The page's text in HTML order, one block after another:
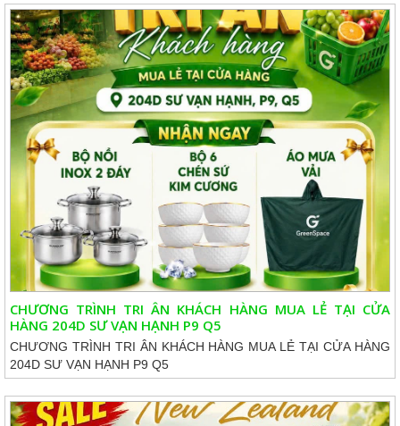
CHƯƠNG TRÌNH TRI ÂN KHÁCH HÀNG MUA LẺ TẠI CỬA
HÀNG 204D SƯ VẠN HẠNH P9 Q5
CHƯƠNG TRÌNH TRI ÂN KHÁCH HÀNG MUA LẺ TẠI CỬA HÀNG
204D SƯ VẠN HẠNH P9 Q5